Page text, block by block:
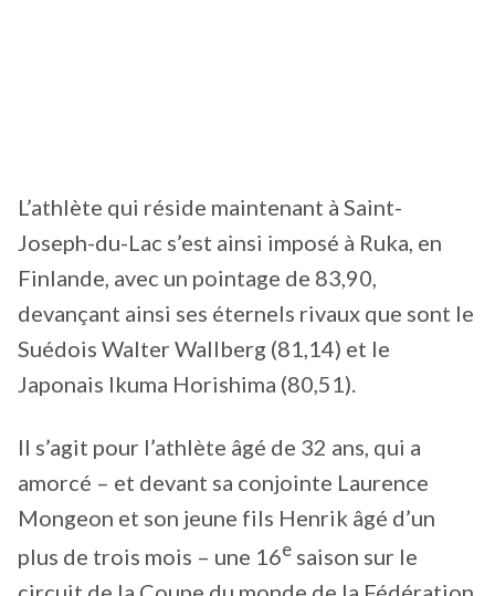
L’athlète qui réside maintenant à Saint-
Joseph-du-Lac s’est ainsi imposé à Ruka, en
Finlande, avec un pointage de 83,90,
devançant ainsi ses éternels rivaux que sont le
Suédois Walter Wallberg (81,14) et le
Japonais Ikuma Horishima (80,51).
Il s’agit pour l’athlète âgé de 32 ans, qui a
amorcé – et devant sa conjointe Laurence
Mongeon et son jeune fils Henrik âgé d’un
plus de trois mois – une 16e saison sur le